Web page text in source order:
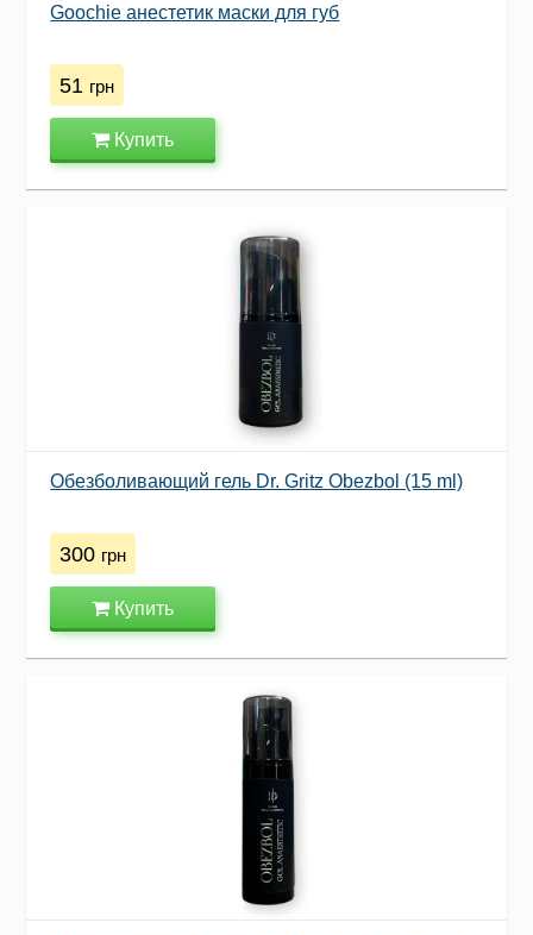
Goochie анестетик маски для губ
51 грн
Купить
Обезболивающий гель Dr. Gritz Obezbol (15 ml)
300 грн
Купить